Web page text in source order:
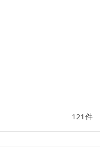
121 件